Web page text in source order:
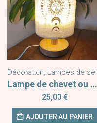
Décoration, Lampes de sel Himalaya
Lampe de chevet ou d’ambiance Soleil Lune
25,00 €
AJOUTER AU PANIER